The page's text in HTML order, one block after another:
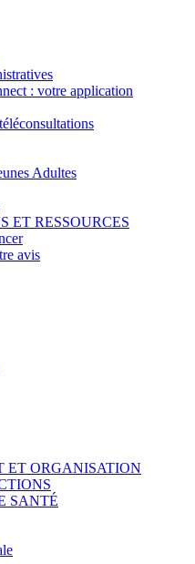
: votre application
Adultes
ET RESSOURCES
avis
ET ORGANISATION
SANTÉ